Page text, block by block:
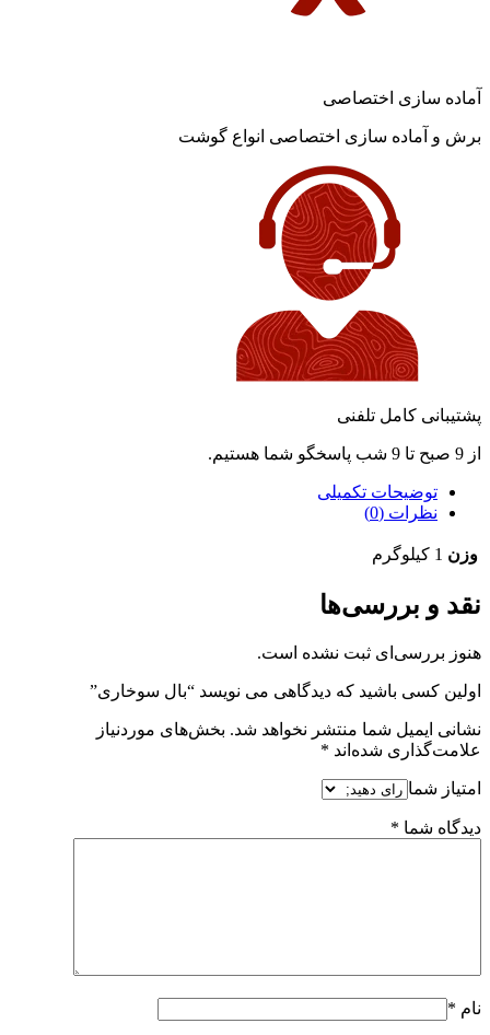
آماده سازی اختصاصی
برش و آماده سازی اختصاصی انواع گوشت
پشتیبانی کامل تلفنی
از 9 صبح تا 9 شب پاسخگو شما هستیم.
توضیحات تکمیلی
نظرات (0)
وزن 1 کیلوگرم
نقد و بررسی‌ها
هنوز بررسی‌ای ثبت نشده است.
اولین کسی باشید که دیدگاهی می نویسد “بال سوخاری”
نشانی ایمیل شما منتشر نخواهد شد. بخش‌های موردنیاز
علامت‌گذاری شده‌اند *
امتیاز شما
دیدگاه شما *
نام *